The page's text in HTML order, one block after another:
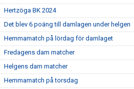
Hertzöga BK 2024
Det blev 6 poäng till damlagen under helgen
Hemmamatch på lördag för damlaget
Fredagens dam matcher
Helgens dam matcher
Hemmamatch på torsdag